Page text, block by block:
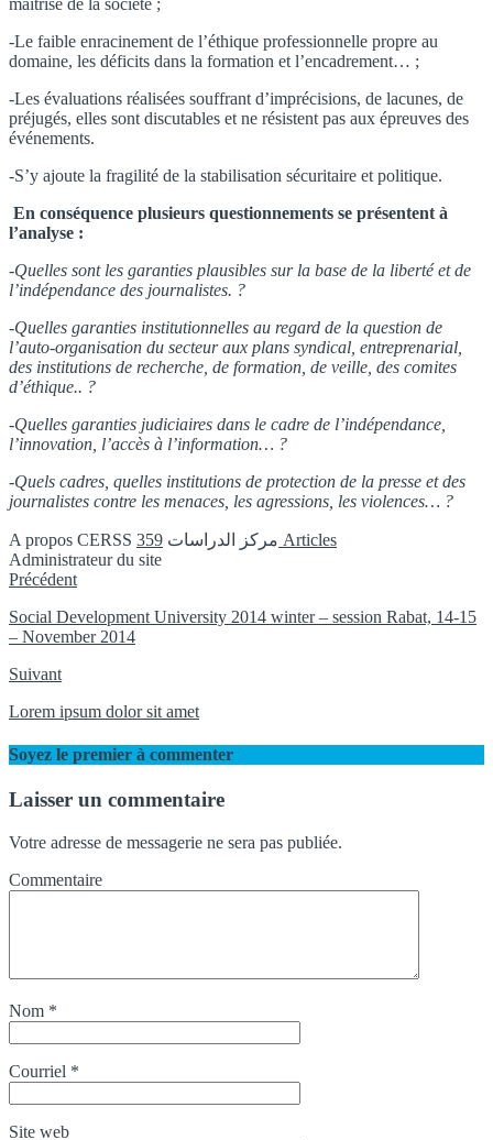
-Le faible enracinement de l’éthique professionnelle propre au
domaine, les déficits dans la formation et l’encadrement… ;
-Les évaluations réalisées souffrant d’imprécisions, de lacunes, de
préjugés, elles sont discutables et ne résistent pas aux épreuves des
événements.
-S’y ajoute la fragilité de la stabilisation sécuritaire et politique.
En conséquence plusieurs questionnements se présentent à
l’analyse :
-Quelles sont les garanties plausibles sur la base de la liberté et de
l’indépendance des journalistes. ?
-Quelles garanties institutionnelles au regard de la question de
l’auto-organisation du secteur aux plans syndical, entreprenarial,
des institutions de recherche, de formation, de veille, des comites
d’éthique.. ?
-Quelles garanties judiciaires dans le cadre de l’indépendance,
l’innovation, l’accès à l’information… ?
-Quels cadres, quelles institutions de protection de la presse et des
journalistes contre les menaces, les agressions, les violences… ?
A propos CERSS مركز الدراسات 359 Articles
Administrateur du site
Instagram
Précédent
Social Development University 2014 winter – session Rabat, 14-15
– November 2014
Suivant
Lorem ipsum dolor sit amet
Soyez le premier à commenter
Laisser un commentaire
Votre adresse de messagerie ne sera pas publiée.
Commentaire
Nom *
Courriel *
Site web